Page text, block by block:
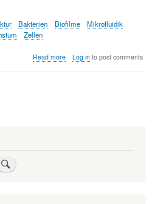
Bakterien Biofilme
Mikrofluidik
Zellen
Read moreabout
Log into post comments